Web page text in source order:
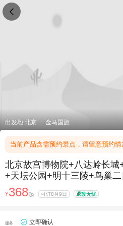
出发地:北京 金马国旅
当前产品含需预约景点，请留意预约
北京故宫博物院+八达岭长
+天坛公园+明十三陵+鸟巢二
¥368起 可订8月9日 退改无忧
服务 立即确认
